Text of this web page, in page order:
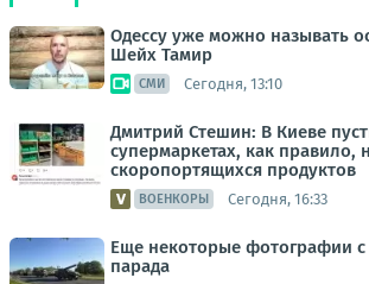
Одессу уже можно называть
Шейх Тамир
СМИ Сегодня, 13:10
Дмитрий Стешин: В Киеве
супермаркетах, как правило,
скоропортящихся продуктов
ВОЕНКОРЫ Сегодня, 16:33
Еще некоторые фотографии с
парада